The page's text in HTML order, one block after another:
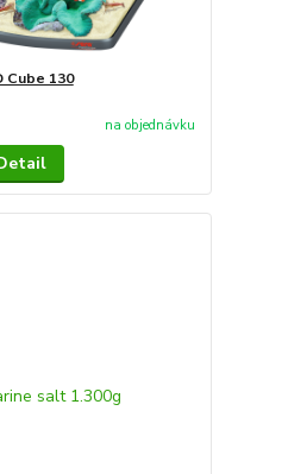
Cube 130
na objednávku